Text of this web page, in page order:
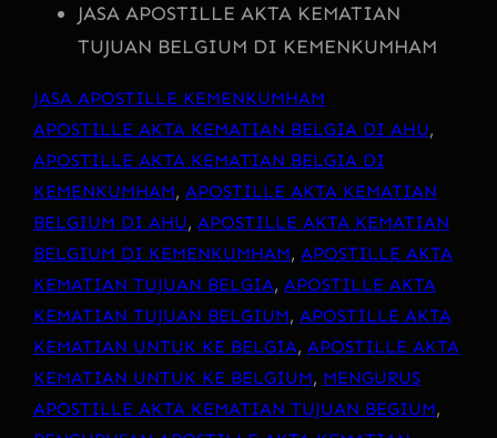
JASA APOSTILLE AKTA KEMATIAN
TUJUAN BELGIUM DI KEMENKUMHAM
JASA APOSTILLE KEMENKUMHAM
APOSTILLE AKTA KEMATIAN BELGIA DI AHU
APOSTILLE AKTA KEMATIAN BELGIA DI
KEMENKUMHAM, APOSTILLE AKTA KEMATIAN
BELGIUM DI AHU, APOSTILLE AKTA KEMATIAN
BELGIUM DI KEMENKUMHAM, APOSTILLE AKTA
KEMATIAN TUJUAN BELGIA, APOSTILLE AKTA
KEMATIAN TUJUAN BELGIUM, APOSTILLE AKTA
KEMATIAN UNTUK KE BELGIA, APOSTILLE AKTA
KEMATIAN UNTUK KE BELGIUM, MENGURUS
APOSTILLE AKTA KEMATIAN TUJUAN BEGIUM